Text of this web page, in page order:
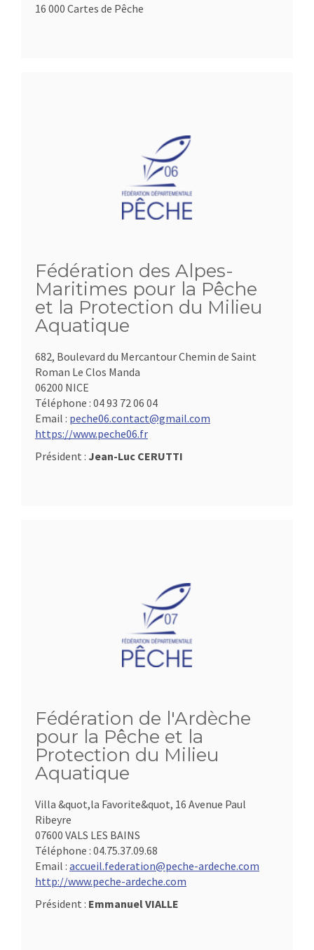
16 000 Cartes de Pêche
Fédération des Alpes-
Maritimes pour la Pêche
et la Protection du Milieu
Aquatique
682, Boulevard du Mercantour Chemin de Saint
Roman Le Clos Manda
06200 NICE
Téléphone : 04 93 72 06 04
Email : peche06.contact@gmail.com
https://www.peche06.fr
Président : Jean-Luc CERUTTI
Fédération de l'Ardèche
pour la Pêche et la
Protection du Milieu
Aquatique
Villa &quot,la Favorite&quot, 16 Avenue Paul
Ribeyre
07600 VALS LES BAINS
Téléphone : 04.75.37.09.68
Email : accueil.federation@peche-ardeche.com
http://www.peche-ardeche.com
Président : Emmanuel VIALLE